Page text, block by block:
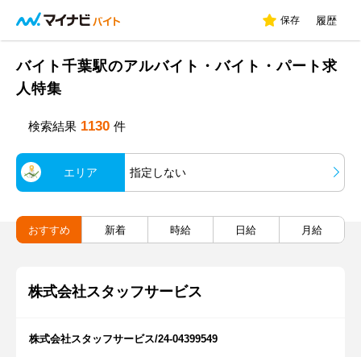
保存 履歴
バイト千葉駅のアルバイト・バイト・パート求
人特集
検索結果 1130 件
エリア 指定しない
おすすめ 新着 時給 日給 月給
株式会社スタッフサービス
株式会社スタッフサービス/24-04399549